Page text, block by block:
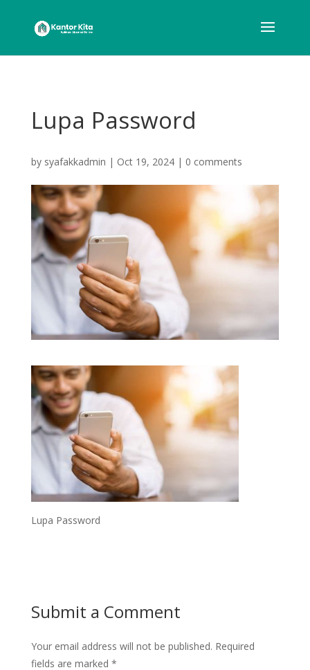
Lupa Password
by syafakkadmin | Oct 19, 2024| 0 comments
Lupa Password
Submit a Comment
Your email address will not be published. Required
fields are marked *